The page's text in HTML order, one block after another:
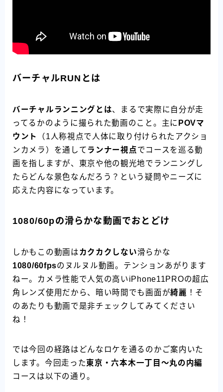
バーチャルRUNとは
バーチャルランニングとは、まるで実際に自分が走
ってるかのように撮られた動画のこと。主に POVマ
ウント
（1人称視点で人体に取り付けられたアクショ
ンカメラ）を通して ランナー視点でコースを巡る動
画を指しますが、東京や他の観光地でランニングし
たらどんな景色なんだろう？という疑問やニーズに
応えた内容になっています。
1080/60pの滑らかな動画でおとどけ
しかもこの動画はカクカクしない滑らかな
1080/60fpsのヌルヌル動画。テンションあがります
ねー。カメラ性能で人気の高いiPhone11PROの超広
角レンズ使用だから、暗い時間でも画面が綺麗 ！そ
のあたりも動画で是非チェックしてみてください
ね！
では今回の経路はどんなロケを通るのかご案内いた
します。今回走った東京・六本木一丁目〜丸の内編
コースは以下の通り。